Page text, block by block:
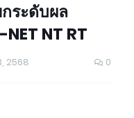
ระดับผล
NT RT
2568 0